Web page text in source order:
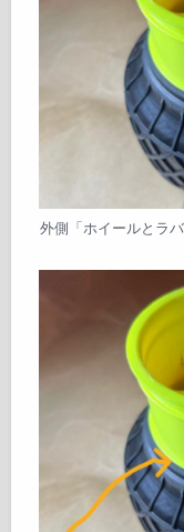
外側「ホイールとラ